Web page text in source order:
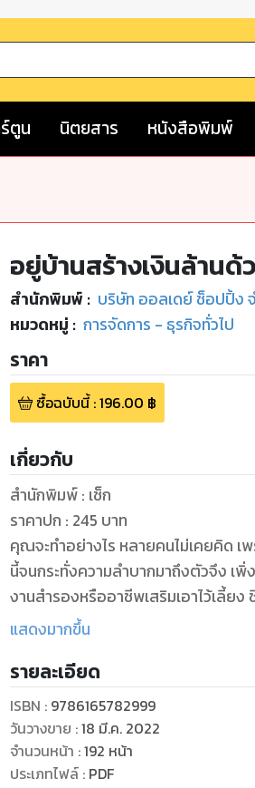
ตูน นิตยสาร หนังสือพิมพ์
อยู่บ้านสร้างเงินล้าน
สำนักพิมพ์ : บริษัท ออลเดย์ ช็อปปิ้ง
หมวดหมู่ : การจัดการ - ธุรกิจทั่วไป
ราคา
ซื้อฉบับนี้:196.00 ฿
เกี่ยวกับ
สำนักพิมพ์ : เช็ก
ราคาปก : 245 บาท
คุณจะทำอย่างไร หลายคนไม่เคยคิด เ
นี้จนกระทั่งความลำบากมาถึงตัวจึง เ
งานสำรองหรืออาชีพเสริมเอาไว้เลี้
จะบอกว่าขายของออนไลน์ใครๆ เขาก็
อยู่บ้านสร้างเงินล้านด้วย Shopee คือ
ไม่ใช่เรื่องยากเพราะผู้เขียนก็เคยอยู่ใ
หลักหมื่นต่อวันบนโลกออนไลน์โดยที่เจ้
ต่อเนื่องแน่นอนครับ ทุกอย่างมี“สูตร”
ถึงเวลาแล้วหรือยังที่จะเปิดใจต้อนรับ ความสำเร็จที่กำลัง
แสดงมากขึ้น
รายละเอียด
ISBN : 9786165782999
วันวางขาย :18 มี.ค. 2022
จำนวนหน้า :192 หน้า
ประเภทไฟล์: PDF